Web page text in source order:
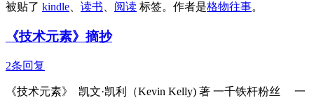
被贴了 kindle 读书 阅读 标签。 作者是格物往事。
《技术元素》摘抄
2条回复
《技术元素》 凯文·凯利（Kevin Kelly) 著 一千铁杆粉丝 一